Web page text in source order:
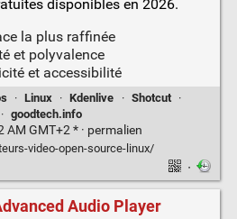
disponibles en 2026.
la plus raffinée
et polyvalence
et accessibilité
· Linux · Kdenlive · Shotcut
·
· goodtech.info
GMT+2 * · permalien
video-open-source-linux/
·
Audio Player